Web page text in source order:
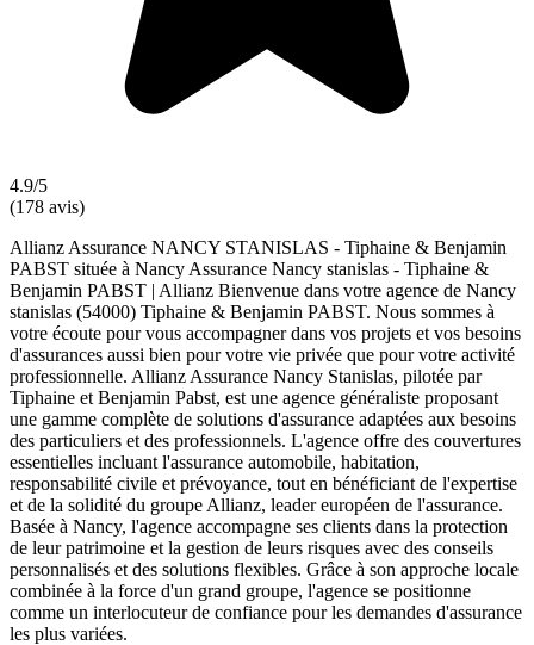
4.9/5
(178 avis)
Allianz Assurance NANCY STANISLAS - Tiphaine & Benjamin
PABST située à Nancy Assurance Nancy stanislas - Tiphaine &
Benjamin PABST | Allianz Bienvenue dans votre agence de Nancy
stanislas (54000) Tiphaine & Benjamin PABST. Nous sommes à
votre écoute pour vous accompagner dans vos projets et vos besoins
d'assurances aussi bien pour votre vie privée que pour votre activité
professionnelle. Allianz Assurance Nancy Stanislas, pilotée par
Tiphaine et Benjamin Pabst, est une agence généraliste proposant
une gamme complète de solutions d'assurance adaptées aux besoins
des particuliers et des professionnels. L'agence offre des couvertures
essentielles incluant l'assurance automobile, habitation,
responsabilité civile et prévoyance, tout en bénéficiant de l'expertise
et de la solidité du groupe Allianz, leader européen de l'assurance.
Basée à Nancy, l'agence accompagne ses clients dans la protection
de leur patrimoine et la gestion de leurs risques avec des conseils
personnalisés et des solutions flexibles. Grâce à son approche locale
combinée à la force d'un grand groupe, l'agence se positionne
comme un interlocuteur de confiance pour les demandes d'assurance
les plus variées.